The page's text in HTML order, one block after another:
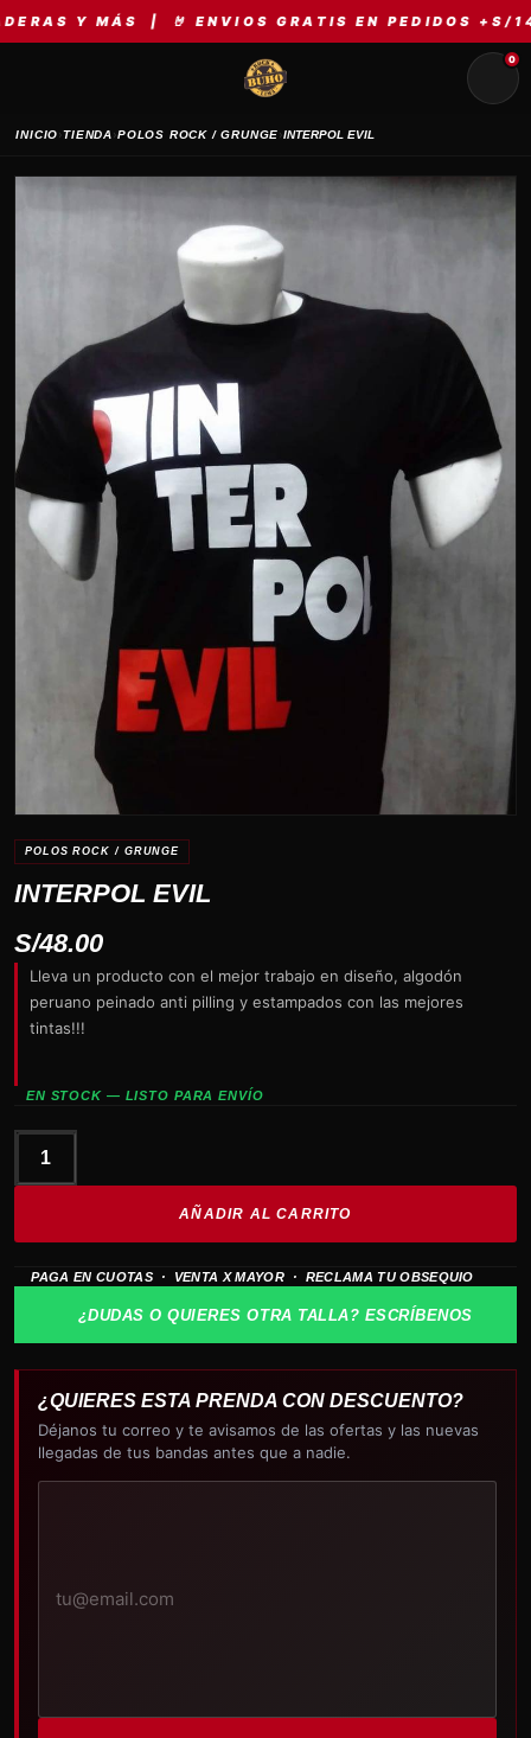
Y MÁS | 🤘 ENVIOS GRATIS EN PEDIDOS +S/149
0
INICIO›TIENDA›POLOS ROCK / GRUNGE›INTERPOL EVIL
POLOS ROCK / GRUNGE
INTERPOL EVIL
S/48.00
Lleva un producto con el mejor trabajo en diseño, algodón
peruano peinado anti pilling y estampados con las mejores
tintas!!!
EN STOCK — LISTO PARA ENVÍO
INTERPOL
AÑADIR AL CARRITO
PAGA EN CUOTAS · VENTA X MAYOR · RECLAMA TU OBSEQUIO
¿DUDAS O QUIERES OTRA TALLA? ESCRÍBENOS
¿QUIERES ESTA PRENDA CON DESCUENTO?
Déjanos tu correo y te avisamos de las ofertas y las nuevas
llegadas de tus bandas antes que a nadie.